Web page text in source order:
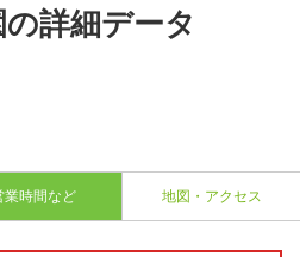
詳細データ
業時間など 地図・アクセス